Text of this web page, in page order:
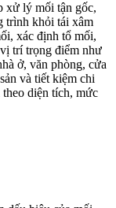
xử lý mối tận gốc,
trình khỏi tái xâm
xác định tổ mối,
trí trọng điểm như
ở, văn phòng, cửa
và tiết kiệm chi
diện tích, mức